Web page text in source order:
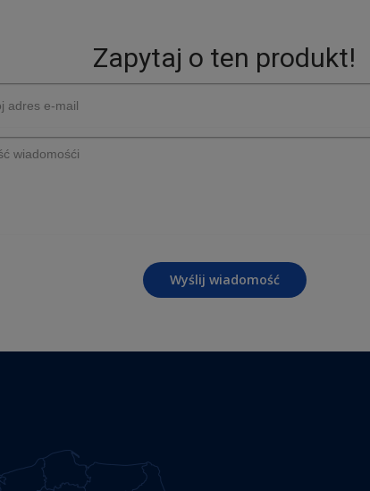
Zapytaj o ten produkt!